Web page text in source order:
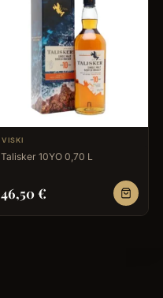
VISKI
Talisker 10YO 0,70 L
46,50€